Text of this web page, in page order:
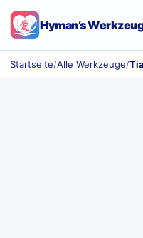
Hyman’s
Startseite/Alle Werkzeuge/